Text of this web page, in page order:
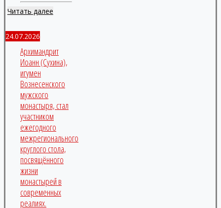
Читать далее
24.07.2026
Архимандрит
Иоанн (Сухина),
игумен
Вознесенского
мужского
монастыря, стал
участником
ежегодного
межрегионального
круглого стола,
посвящённого
жизни
монастырей в
современных
реалиях.